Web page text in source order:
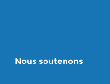
Nous soutenons